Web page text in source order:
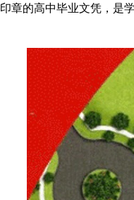
印章的高中毕业文凭，是